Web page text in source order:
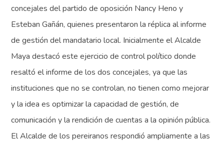
concejales del partido de oposición Nancy Heno y
Esteban Gañán, quienes presentaron la réplica al informe
de gestión del mandatario local. Inicialmente el Alcalde
Maya destacó este ejercicio de control político donde
resaltó el informe de los dos concejales, ya que las
instituciones que no se controlan, no tienen como mejorar
y la idea es optimizar la capacidad de gestión, de
comunicación y la rendición de cuentas a la opinión pública.
El Alcalde de los pereiranos respondió ampliamente a las